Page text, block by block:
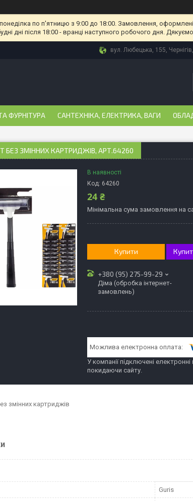
по п'ятницю з 9:00 до 18:00. Замовлення,
дні після 18:00 - вранці наступного робочого дня.
вул. Любецька, 155,
ФУРНІТУРА САНТЕХНІКА, ЕЛЕКТРИКА, ВАГИ
БЕЗ ЗМІННИХ КАРТРИДЖІВ, АРТ.64260
В наявності
Код: 64260
24 ₴
Мінімальна сума замовлення на
Купити
+380 (95) 275-99-29
Діма (обробка інтернет-
замовлень)
У компанії підключені
покидаючи сайту.
змінних картриджів
Guris